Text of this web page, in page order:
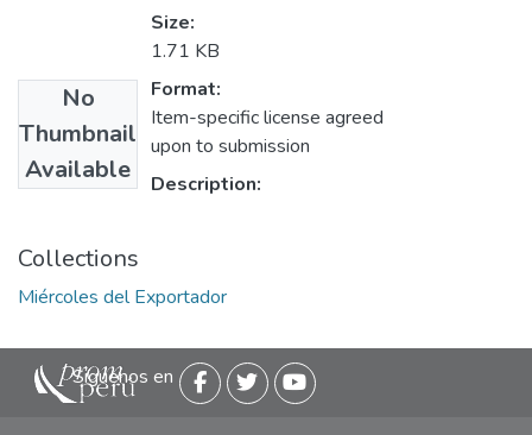
No
Thumbnail
Available
Size:
1.71 KB
Format:
Item-specific license agreed
upon to submission
Description:
Collections
Miércoles del Exportador
Siguenos en